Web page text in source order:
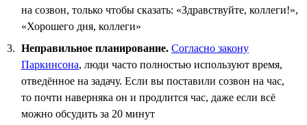
на созвон, только чтобы сказать: «Здравствуйте, коллеги!»,
«Хорошего дня, коллеги»
Неправильное планирование. Согласно закону
Паркинсона, люди часто полностью используют время,
отведённое на задачу. Если вы поставили созвон на час,
то почти наверняка он и продлится час, даже если всё
можно обсудить за 20 минут